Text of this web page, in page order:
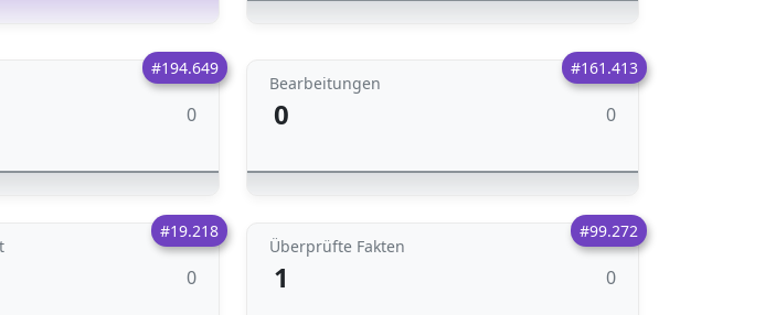
#194.649
0
#161.413
Bearbeitungen
0 0
#19.218
0
#99.272
Überprüfte Fakten
1 0